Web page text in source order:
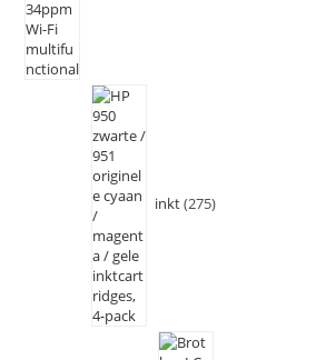
inkt 275